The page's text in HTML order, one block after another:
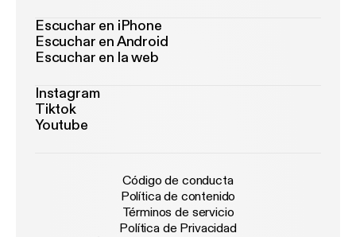
Escuchar en iPhone
Escuchar en Android
Escuchar en la web
Instagram
Tiktok
Youtube
Código de conducta
Política de contenido
Términos de servicio
Política de Privacidad